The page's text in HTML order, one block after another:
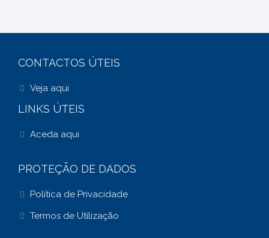
CONTACTOS ÚTEIS
Veja aqui
LINKS ÚTEIS
Aceda aqui
PROTEÇÃO DE DADOS
Política de Privacidade
Termos de Utilização